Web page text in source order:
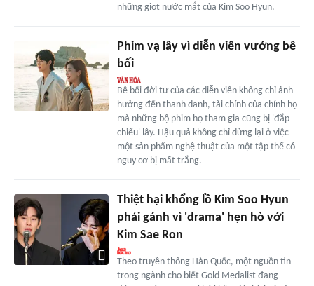
những giọt nước mắt của Kim Soo Hyun.
Phim vạ lây vì diễn viên vướng bê
bối
Bê bối đời tư của các diễn viên không chỉ ảnh
hưởng đến thanh danh, tài chính của chính họ
mà những bộ phim họ tham gia cũng bị 'đắp
chiếu' lây. Hậu quả không chỉ dừng lại ở việc
một sản phẩm nghệ thuật của một tập thể có
nguy cơ bị mất trắng.
Thiệt hại khổng lồ Kim Soo Hyun
phải gánh vì 'drama' hẹn hò với
Kim Sae Ron
Theo truyền thông Hàn Quốc, một nguồn tin
trong ngành cho biết Gold Medalist đang